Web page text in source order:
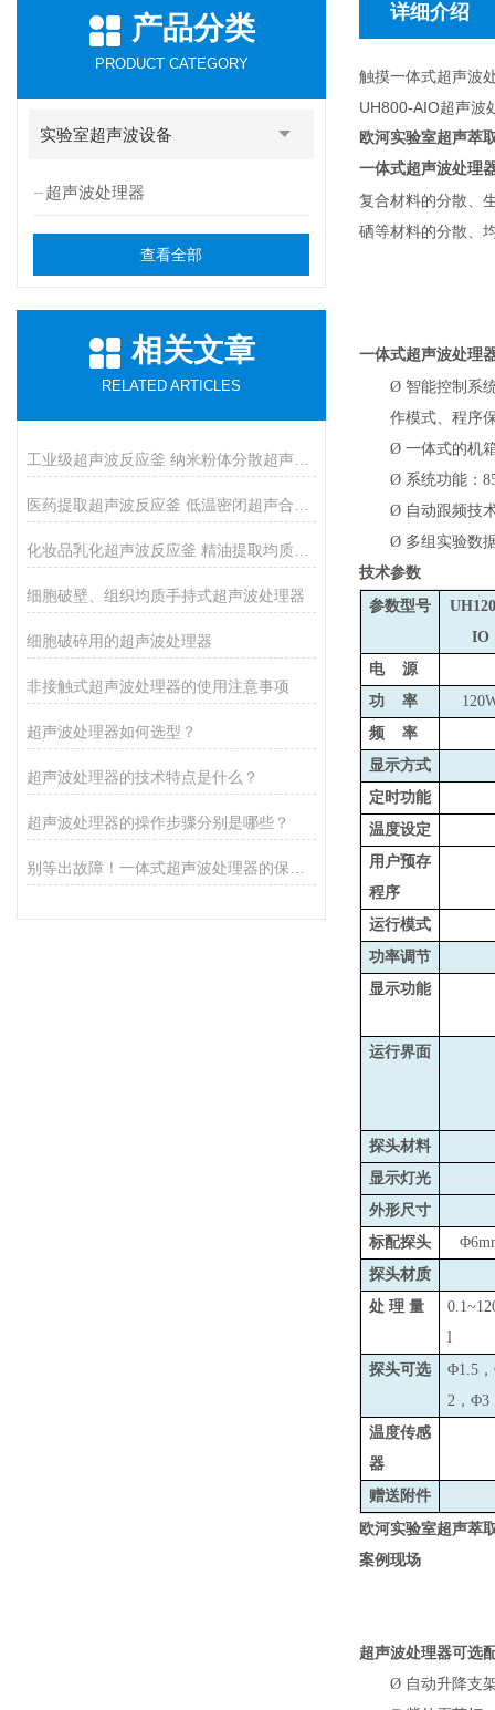
产品分类
PRODUCT CATEGORY
实验室超声波设备
超声波处理器
查看全部
相关文章
RELATED ARTICLES
细胞破壁、组织均质手持式超声波处理器
细胞破碎用的超声波处理器
非接触式超声波处理器的使用注意事项
超声波处理器如何选型？
超声波处理器的技术特点是什么？
超声波处理器的操作步骤分别是哪些？
详细介绍
触摸一体式超声波
UH800-AIO超声波
欧河实验室超声萃
一体式超声波处理
复合材料的分散、
硒等材料的分散、
一体式超声波处理
Ø 智能控制系
作模式、程序
Ø 一体式的机
Ø 系统功能：
Ø 自动跟频技
Ø 多组实验数
技术参数
参数型号
IO
电 源
功 率
频 率
显示方式
定时功能
温度设定
用户预存
程序
运行模式
功率调节
显示功能
运行界面
探头材料
显示灯光
外形尺寸
标配探头
探头材质
处 理 量
l
探头可选
Φ1.5
2，Φ3
温度传感
器
赠送附件
欧河实验室超声萃
案例现场
超声波处理器可选
Ø 自动升降支